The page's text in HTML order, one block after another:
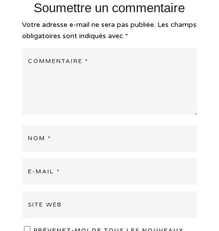
Soumettre un commentaire
Votre adresse e-mail ne sera pas publiée. Les champs
obligatoires sont indiqués avec *